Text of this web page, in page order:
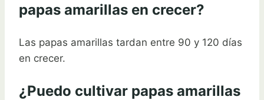
papas amarillas en crecer?
Las papas amarillas tardan entre 90 y 120 días
en crecer.
¿Puedo cultivar papas amarillas